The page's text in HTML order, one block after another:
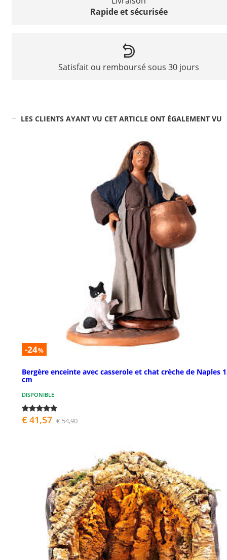
Rapide et sécurisée
Satisfait ou remboursé sous 30 jours
LES CLIENTS AYANT VU CET ARTICLE ONT ÉGALEMENT VU
-24%
Bergère enceinte avec casserole et chat crèche de Naples
cm
DISPONIBLE
€ 41,57 € 54,90